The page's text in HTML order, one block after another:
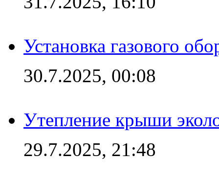
Установка газового
30.7.2025, 00:08
Утепление крыши
29.7.2025, 21:48